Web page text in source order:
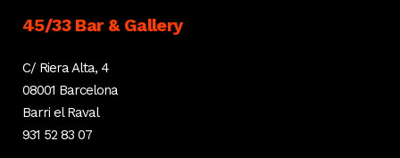
45/33 Bar & Gallery
C/ Riera Alta, 4
08001 Barcelona
Barri el Raval
931 52 83 07